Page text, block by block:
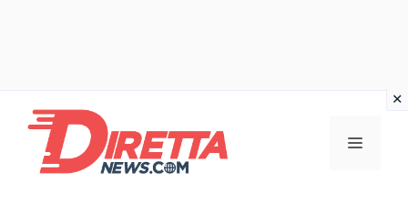
contenuto
Menu